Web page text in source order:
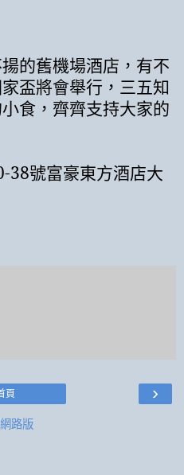
的舊機場酒店，有不
盃將會舉行，三五知
食，齊齊支持大家的
38號富豪東方酒店大
›
頁
路版